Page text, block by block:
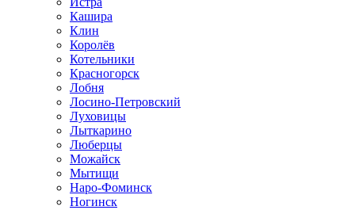
Кашира
Клин
Королёв
Котельники
Красногорск
Лобня
Лосино-Петровский
Луховицы
Лыткарино
Люберцы
Можайск
Мытищи
Наро-Фоминск
Ногинск